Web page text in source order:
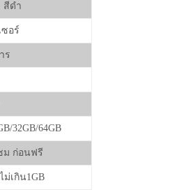
สีดำ
ซอร์
ร
32GB/64GB
ม ก่อนฟรี
เกิน1GB